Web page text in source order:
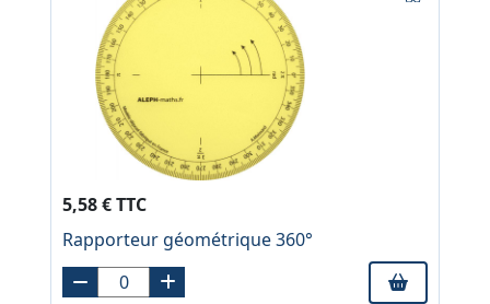
5,58 € TTC
Rapporteur géométrique 360°